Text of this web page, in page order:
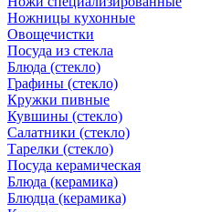
Ножницы кухонные
Овощечистки
Посуда из стекла
Блюда (стекло)
Графины (стекло)
Кружки пивные
Кувшины (стекло)
Салатники (стекло)
Тарелки (стекло)
Посуда керамическая
Блюда (керамика)
Блюдца (керамика)